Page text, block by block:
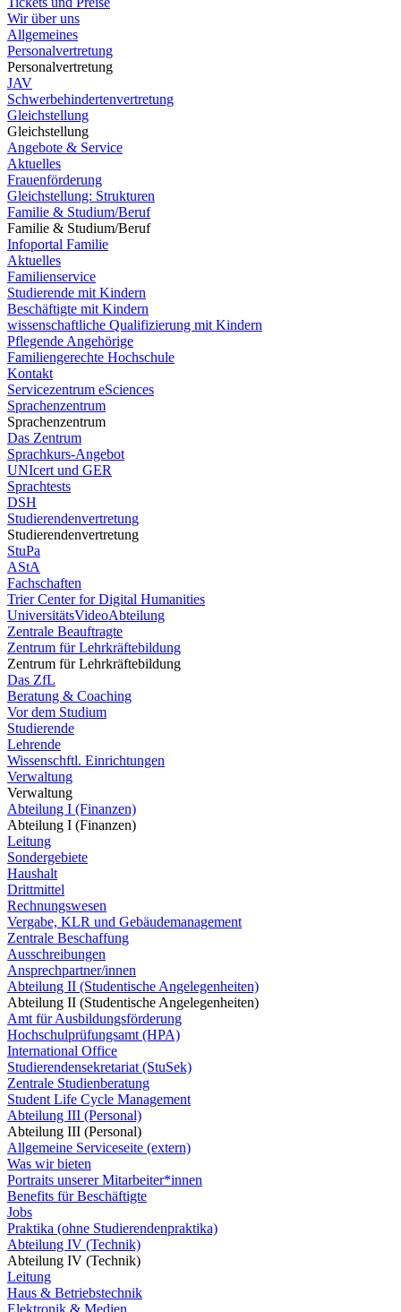
Wir über uns
Allgemeines
Personalvertretung
Personalvertretung
JAV
Schwerbehindertenvertretung
Gleichstellung
Gleichstellung
Angebote & Service
Aktuelles
Frauenförderung
Gleichstellung: Strukturen
Familie & Studium/Beruf
Familie & Studium/Beruf
Infoportal Familie
Aktuelles
Familienservice
Studierende mit Kindern
Beschäftigte mit Kindern
wissenschaftliche Qualifizierung mit Kindern
Pflegende Angehörige
Familiengerechte Hochschule
Kontakt
Servicezentrum eSciences
Sprachenzentrum
Sprachenzentrum
Das Zentrum
Sprachkurs-Angebot
UNIcert und GER
Sprachtests
DSH
Studierendenvertretung
Studierendenvertretung
StuPa
AStA
Fachschaften
Trier Center for Digital Humanities
UniversitätsVideoAbteilung
Zentrale Beauftragte
Zentrum für Lehrkräftebildung
Zentrum für Lehrkräftebildung
Das ZfL
Beratung & Coaching
Vor dem Studium
Studierende
Lehrende
Wissenschftl. Einrichtungen
Verwaltung
Verwaltung
Abteilung I (Finanzen)
Abteilung I (Finanzen)
Leitung
Sondergebiete
Haushalt
Drittmittel
Rechnungswesen
Vergabe, KLR und Gebäudemanagement
Zentrale Beschaffung
Ausschreibungen
Ansprechpartner/innen
Abteilung II (Studentische Angelegenheiten)
Abteilung II (Studentische Angelegenheiten)
Amt für Ausbildungsförderung
Hochschulprüfungsamt (HPA)
International Office
Studierendensekretariat (StuSek)
Zentrale Studienberatung
Student Life Cycle Management
Abteilung III (Personal)
Abteilung III (Personal)
Allgemeine Serviceseite (extern)
Was wir bieten
Portraits unserer Mitarbeiter*innen
Benefits für Beschäftigte
Jobs
Praktika (ohne Studierendenpraktika)
Abteilung IV (Technik)
Abteilung IV (Technik)
Leitung
Haus & Betriebstechnik
Elektronik & Medien